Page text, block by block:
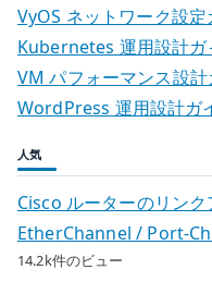
VyOS ネットワーク設定
Kubernetes 運用設計ガ
VM パフォーマンス設計
WordPress 運用設計ガ
人気
Cisco ルーターのリン
EtherChannel / Port-
14.2k件のビュー